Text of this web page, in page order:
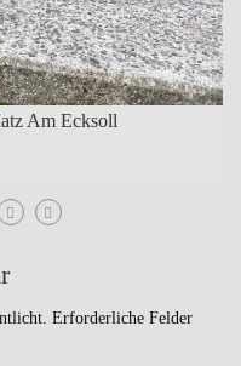
Am Ecksoll
Erforderliche Felder